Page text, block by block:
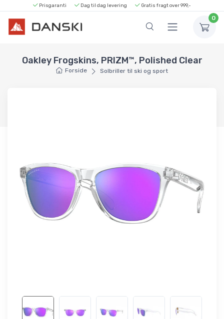
Prisgaranti Dag til dag levering Gratis fragt over 999,-
0
Oakley Frogskins, PRIZM™, Polished Clear
Forside Solbriller til ski og sport